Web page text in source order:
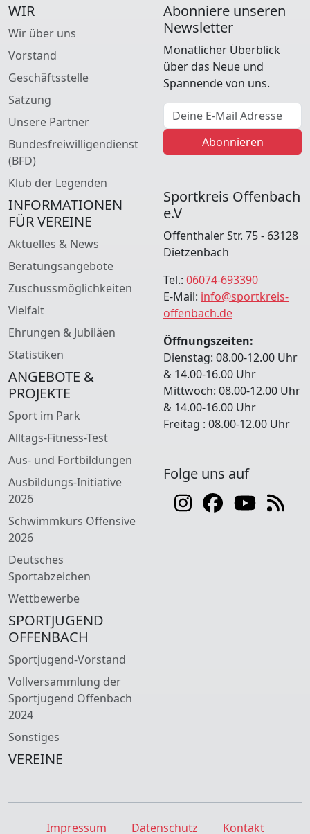
WIR
Wir über uns
Vorstand
Geschäftsstelle
Satzung
Unsere Partner
Bundesfreiwilligendienst
(BFD)
Klub der Legenden
INFORMATIONEN
FÜR VEREINE
Aktuelles & News
Beratungsangebote
Zuschussmöglichkeiten
Vielfalt
Ehrungen & Jubiläen
Statistiken
ANGEBOTE &
PROJEKTE
Sport im Park
Alltags-Fitness-Test
Aus- und Fortbildungen
Ausbildungs-Initiative
2026
Schwimmkurs Offensive
2026
Deutsches
Sportabzeichen
Wettbewerbe
SPORTJUGEND
OFFENBACH
Sportjugend-Vorstand
Vollversammlung der
Sportjugend Offenbach
2024
Sonstiges
VEREINE
Abonniere unseren
Newsletter
Monatlicher Überblick
über das Neue und
Spannende von uns.
E-Mail Adresse
Abonnieren
Sportkreis Offenbach
e.V
Offenthaler Str. 75 - 63128
Dietzenbach
Tel.: 06074-693390
E-Mail: info@sportkreis-
offenbach.de
Öffnungszeiten:
Dienstag: 08.00-12.00 Uhr
& 14.00-16.00 Uhr
Mittwoch: 08.00-12.00 Uhr
& 14.00-16.00 Uhr
Freitag : 08.00-12.00 Uhr
Folge uns auf
Impressum Datenschutz Kontakt